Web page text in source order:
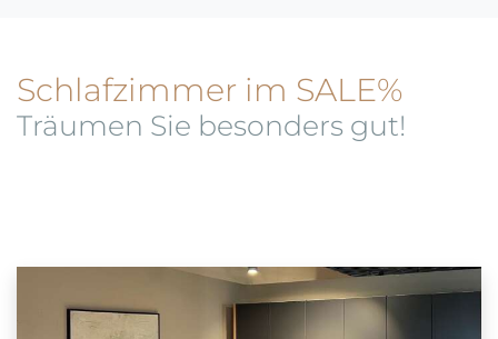
Schlafzimmer im SALE%
Träumen Sie besonders gut!